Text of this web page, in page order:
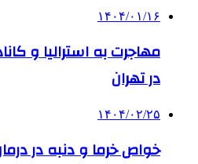
۱۴۰۴/۰۱/۱۶
مهاجرت به استرالیا و
در تهران
۱۴۰۴/۰۲/۲۵
خواص خرما و دنبه در